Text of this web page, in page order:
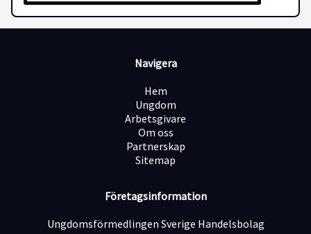
Navigera
Hem
Ungdom
Arbetsgivare
Om oss
Partnerskap
Sitemap
Företagsinformation
Ungdomsförmedlingen Sverige Handelsbolag